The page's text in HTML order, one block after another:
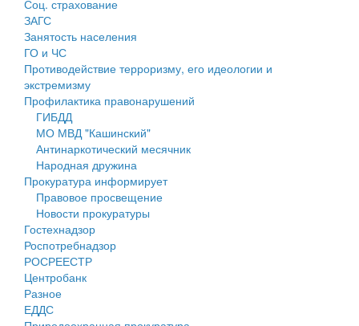
Персональные данные
Оценка регулирующего воздействия
Деятельность МУ
Нормативы градостроительного проектирования
Правила землепользования и застройки
Генеральные планы
Проекты планировки территории
Собрание депутатов
Городское поселение
Сельские поселения
Соц. страхование
ЗАГС
Занятость населения
ГО и ЧС
Противодействие терроризму, его идеологии и
экстремизму
Профилактика правонарушений
ГИБДД
МО МВД "Кашинский"
Антинаркотический месячник
Народная дружина
Прокуратура информирует
Правовое просвещение
Новости прокуратуры
Гостехнадзор
Роспотребнадзор
РОСРЕЕСТР
Центробанк
Разное
ЕДДС